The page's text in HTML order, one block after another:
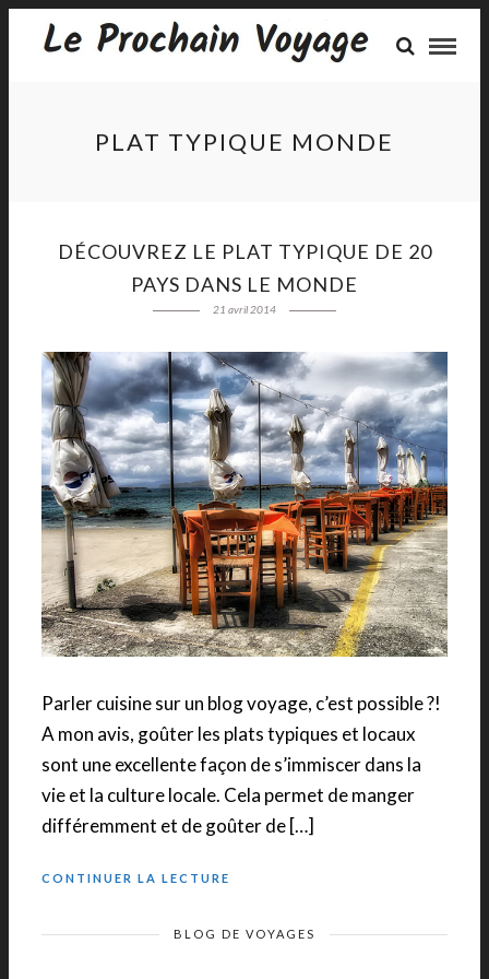
PLAT TYPIQUE MONDE
DÉCOUVREZ LE PLAT TYPIQUE DE 20
PAYS DANS LE MONDE
21 avril 2014
Parler cuisine sur un blog voyage, c’est possible ?!
A mon avis, goûter les plats typiques et locaux
sont une excellente façon de s’immiscer dans la
vie et la culture locale. Cela permet de manger
différemment et de goûter de […]
CONTINUER LA LECTURE
BLOG DE VOYAGES